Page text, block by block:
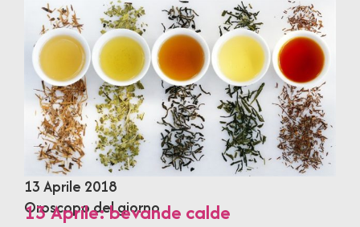
13 Aprile 2018
Oroscopo del giorno
13 Aprile: bevande calde